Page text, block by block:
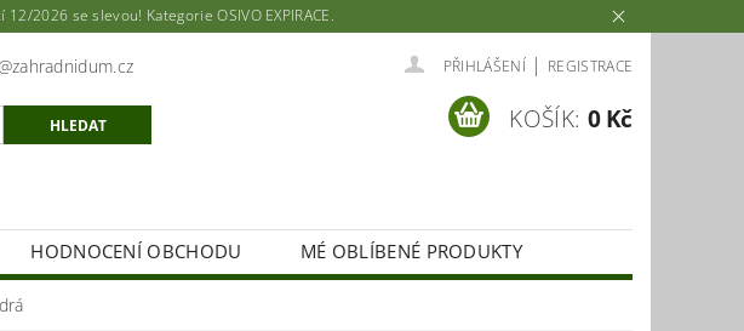
2026 se slevou! Kategorie OSIVO EXPIRACE.
PŘIHLÁŠENÍ | REGISTRACE
KOŠÍK: 0 Kč
HODNOCENÍ OBCHODU MÉ OBLÍBENÉ PRODUKTY